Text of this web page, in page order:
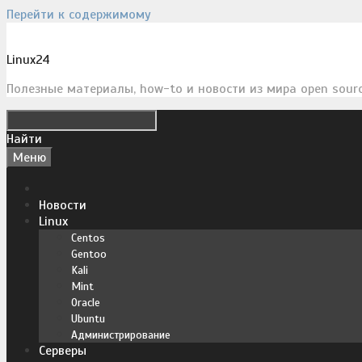
Перейти к содержимому
Linux24
Полезные материалы, how-to и новости из мира open
Найти
Меню
Новости
Linux
Centos
Gentoo
Kali
Mint
Oracle
Ubuntu
Администрирование
Серверы